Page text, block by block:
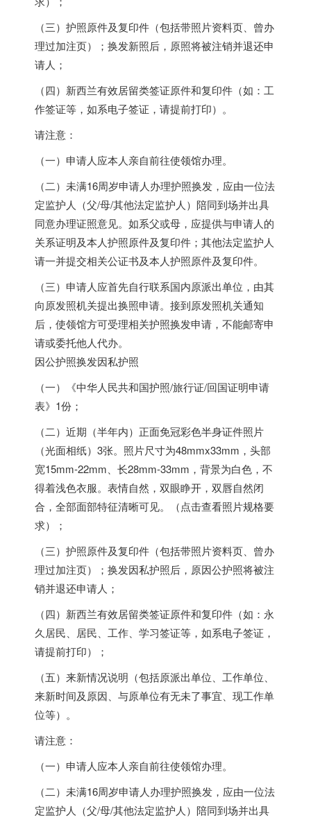
（三）护照原件及复印件（包括带照片资料页、曾办
理过加注页）；换发新照后，原照将被注销并退还申
请人；
（四）新西兰有效居留类签证原件和复印件（如：工
作签证等，如系电子签证，请提前打印）。
请注意：
（一）申请人应本人亲自前往使领馆办理。
（二）未满16周岁申请人办理护照换发，应由一位法
定监护人（父/母/其他法定监护人）陪同到场并出具
同意办理证照意见。如系父或母，应提供与申请人的
关系证明及本人护照原件及复印件；其他法定监护人
请一并提交相关公证书及本人护照原件及复印件。
（三）申请人应首先自行联系国内原派出单位，由其
向原发照机关提出换照申请。接到原发照机关通知
后，使领馆方可受理相关护照换发申请，不能邮寄申
请或委托他人代办。
因公护照换发因私护照
（一）《中华人民共和国护照/旅行证/回国证明申请
表》1份；
（二）近期（半年内）正面免冠彩色半身证件照片
（光面相纸）3张。照片尺寸为48mmx33mm，头部
宽15mm-22mm、长28mm-33mm，背景为白色，不
得着浅色衣服。表情自然，双眼睁开，双唇自然闭
合，全部面部特征清晰可见。（点击查看照片规格要
求）；
（三）护照原件及复印件（包括带照片资料页、曾办
理过加注页）；换发因私护照后，原因公护照将被注
销并退还申请人；
（四）新西兰有效居留类签证原件和复印件（如：永
久居民、居民、工作、学习签证等，如系电子签证，
请提前打印）；
（五）来新情况说明（包括原派出单位、工作单位、
来新时间及原因、与原单位有无未了事宜、现工作单
位等）。
请注意：
（一）申请人应本人亲自前往使领馆办理。
（二）未满16周岁申请人办理护照换发，应由一位法
定监护人（父/母/其他法定监护人）陪同到场并出具